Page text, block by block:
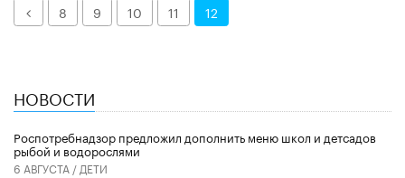
Назад
8 9 10 11 12
НОВОСТИ
Роспотребнадзор предложил дополнить меню школ и детсадов
рыбой и водорослями
6 АВГУСТА / ДЕТИ